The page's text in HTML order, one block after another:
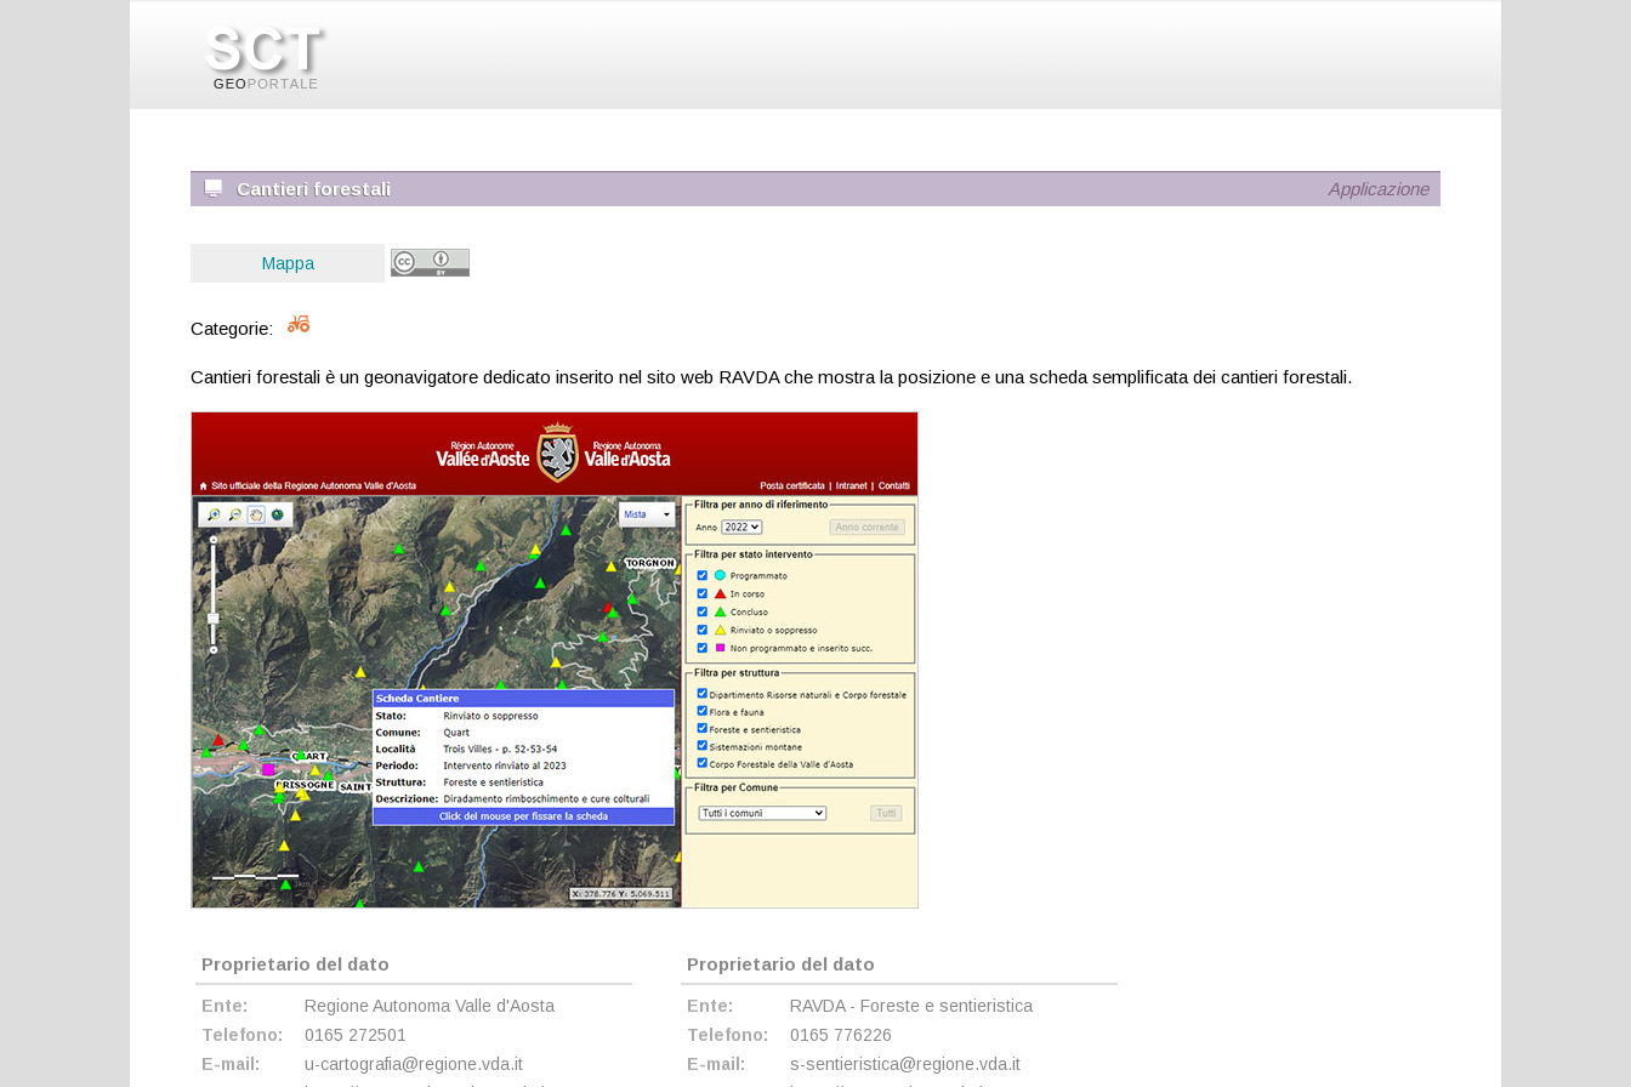
Cantieri forestali Applicazione
Mappa
Categorie:
Cantieri forestali è un geonavigatore dedicato inserito nel sito web RAVDA che mostra la posizione e una scheda semplificata dei cantieri forestali.
Proprietario del dato
Ente:
Regione Autonoma Valle d'Aosta
Telefono:
0165 272501
E-mail:
u-cartografia@regione.vda.it
Proprietario del dato
Ente:
RAVDA - Foreste e sentieristica
Telefono:
0165 776226
E-mail:
s-sentieristica@regione.vda.it